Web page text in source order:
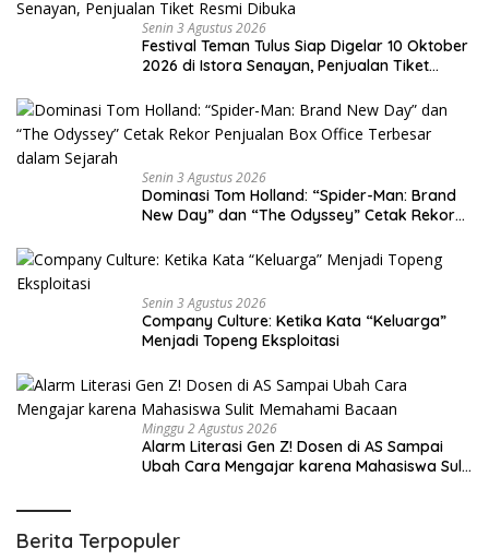
Senin 3 Agustus 2026
Festival Teman Tulus Siap Digelar 10 Oktober
2026 di Istora Senayan, Penjualan Tiket
Senin 3 Agustus 2026
Dominasi Tom Holland: “Spider-Man: Brand
New Day” dan “The Odyssey” Cetak Rekor
Sejarah
Senin 3 Agustus 2026
Company Culture: Ketika Kata “Keluarga”
Menjadi Topeng Eksploitasi
Minggu 2 Agustus 2026
Alarm Literasi Gen Z! Dosen di AS Sampai
Ubah Cara Mengajar karena Mahasiswa Sulit
Berita Terpopuler